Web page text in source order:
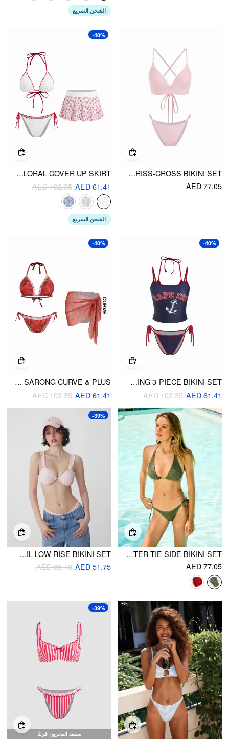
الشحن السريع
V-NECK GINGHAM CRISS-CROSS BIKINI SET
AED 77.05
-40%
RIB HALTER NECKLINE CONTRASTING BINDING TRIANGLE BIKINI SET & FLORAL COVER UP SKIRT
AED 61.41
AED 102.35
الشحن السريع
-40%
CAPE COD GRAPHIC HALTER NECKLINE LOW RISE CONTRAST BINDING 3-PIECE BIKINI SET
AED 61.41
AED 102.35
-40%
FLORAL HALTER TRIANGLE TOP & LOW RISE BIKINI SET WITH SARONG CURVE & PLUS
AED 61.41
AED 102.35
TEXTURED RUCHED HALTER TIE SIDE BIKINI SET
AED 77.05
-39%
SWEETHEART STRIPED UNDERWIRE METAL DETAIL LOW RISE BIKINI SET
AED 51.75
AED 85.10
سينفد المخزون قريبًا
-39%